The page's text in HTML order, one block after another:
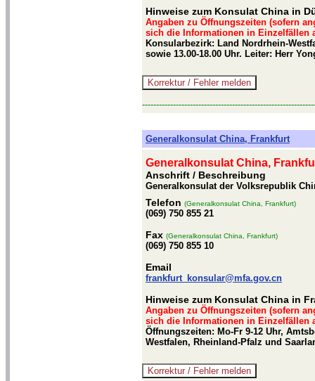
Hinweise zum Konsulat China in
Angaben zu Öffnungszeiten (sofern
sich die Informationen in Einzelfällen
Konsularbezirk: Land Nordrhein-
sowie 13.00-18.00 Uhr. Leiter: Herr
Generalkonsulat China, Frankfurt
Generalkonsulat China,
Anschrift / Beschreibung
Generalkonsulat der Volksrepublik
Telefon (Generalkonsulat China, Frankfurt)
(069) 750 855 21
Fax (Generalkonsulat China, Frankfurt)
(069) 750 855 10
Email
frankfurt_konsular@mfa.gov.cn
Hinweise zum Konsulat China in
Angaben zu Öffnungszeiten (sofern
sich die Informationen in Einzelfällen
Öffnungszeiten: Mo-Fr 9-12 Uhr,
Westfalen, Rheinland-Pfalz und